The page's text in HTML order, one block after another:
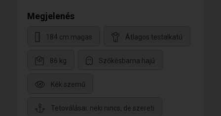
Megjelenés
184 cm magas Átlagos testalkatú
86 kg Szőkésbarna hajú
Kék szemű
Tetoválásai: neki nincs, de szereti